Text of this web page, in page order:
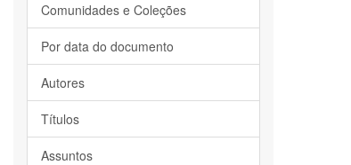
Comunidades e Coleções
Por data do documento
Autores
Títulos
Assuntos